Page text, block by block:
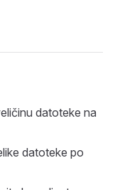
datoteke na
datoteke po